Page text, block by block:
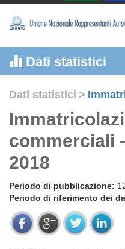
Dati statistici
Dati statistici >
commerciali
2018
Periodo di pubblicazione:
Periodo di riferimento dei